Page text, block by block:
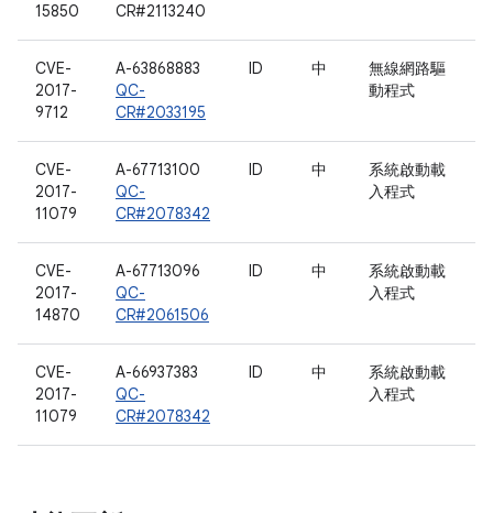
15850
CR#2113240
CVE-
2017-
9712
A-63868883
QC-
CR#2033195
ID 中
無線網路驅
動程式
CVE-
2017-
11079
A-67713100
QC-
CR#2078342
ID 中
系統啟動載
入程式
CVE-
2017-
14870
A-67713096
QC-
CR#2061506
ID 中
系統啟動載
入程式
CVE-
2017-
11079
A-66937383
QC-
CR#2078342
ID 中
系統啟動載
入程式